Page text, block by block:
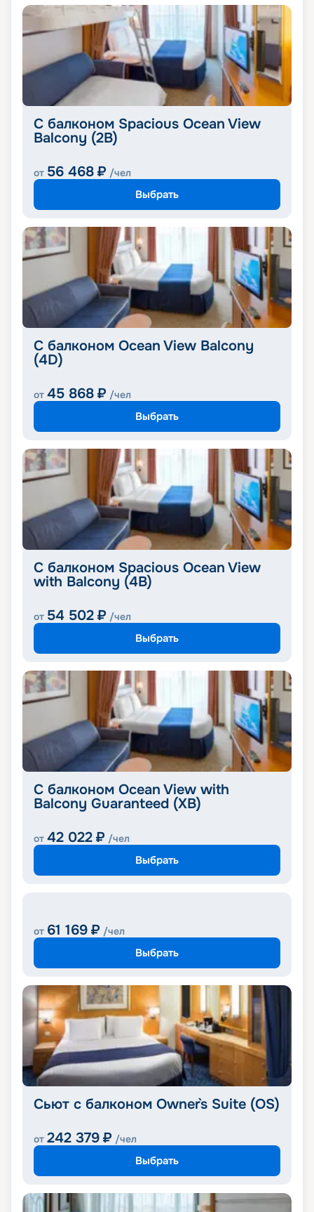
С балконом Spacious Ocean View
Balcony (2B)
от 56 468 ₽ /чел
Выбрать
С балконом Ocean View Balcony
(4D)
от 45 868 ₽ /чел
Выбрать
С балконом Spacious Ocean View
with Balcony (4B)
от 54 502 ₽ /чел
Выбрать
С балконом Ocean View with
Balcony Guaranteed (XB)
от 42 022 ₽ /чел
Выбрать
от 61 169 ₽ /чел
Выбрать
Cьют с балконом Owner`s Suite (OS)
от 242 379 ₽ /чел
Выбрать